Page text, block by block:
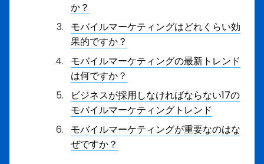
か？
モバイルマーケティングはどれくらい効
果的ですか？
モバイルマーケティングの最新トレンド
は何ですか？
ビジネスが採用しなければならない17の
モバイルマーケティングトレンド
モバイルマーケティングが重要なのはな
ぜですか？